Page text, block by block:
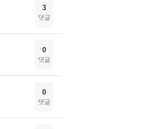
3
댓글
0
댓글
0
댓글